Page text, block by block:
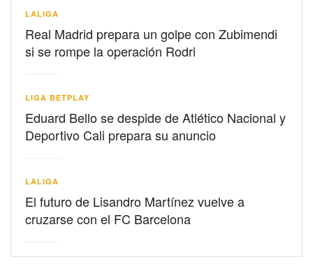
LALIGA
Real Madrid prepara un golpe con Zubimendi
si se rompe la operación Rodri
LIGA BETPLAY
Eduard Bello se despide de Atlético Nacional y
Deportivo Cali prepara su anuncio
LALIGA
El futuro de Lisandro Martínez vuelve a
cruzarse con el FC Barcelona